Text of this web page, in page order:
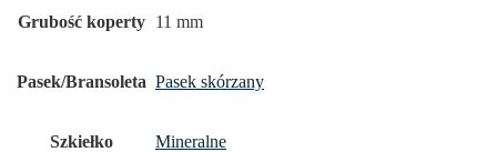
Grubość koperty 11 mm
Pasek/Bransoleta Pasek skórzany
Szkiełko Mineralne